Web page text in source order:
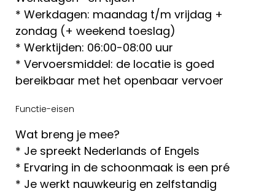
* Werkdagen: maandag t/m vrijdag +
zondag (+ weekend toeslag)
* Werktijden: 06:00-08:00 uur
* Vervoersmiddel: de locatie is goed
bereikbaar met het openbaar vervoer
Functie-eisen
Wat breng je mee?
* Je spreekt Nederlands of Engels
* Ervaring in de schoonmaak is een pré
* Je werkt nauwkeurig en zelfstandig